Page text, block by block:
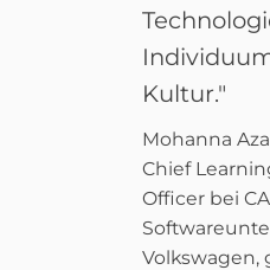
Kultur."
Mohanna
Chief
Officer bei
Volkswagen,